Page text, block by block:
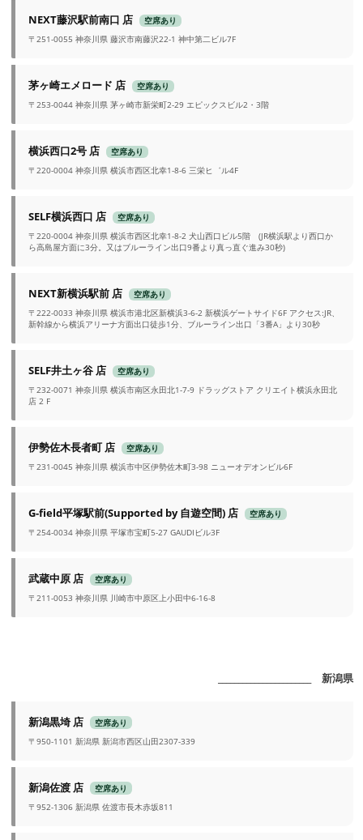
NEXT藤沢駅前南口 店
空席あり
〒251-0055 神奈川県 藤沢市南藤沢22-1 神中第二ビル7F
茅ヶ崎エメロード 店
空席あり
〒253-0044 神奈川県 茅ヶ崎市新栄町2-29 エピックスビル2・3階
横浜西口2号 店
空席あり
〒220-0004 神奈川県 横浜市西区北幸1-8-6 三栄ヒ゛ル4F
SELF横浜西口 店
空席あり
〒220-0004 神奈川県 横浜市西区北幸1-8-2 犬山西口ビル5階 (JR横浜駅より西口か
ら高島屋方面に3分。又はブルーライン出口9番より真っ直ぐ進み30秒)
NEXT新横浜駅前 店
空席あり
〒222-0033 神奈川県 横浜市港北区新横浜3-6-2 新横浜ゲートサイド6F アクセス:JR、
新幹線から横浜アリーナ方面出口徒歩1分、ブルーライン出口「3番A」より30秒
SELF井土ヶ谷 店
空席あり
〒232-0071 神奈川県 横浜市南区永田北1-7-9 ドラッグストア クリエイト横浜永田北
店 2 F
伊勢佐木長者町 店
空席あり
〒231-0045 神奈川県 横浜市中区伊勢佐木町3-98 ニューオデオンビル6F
G-field平塚駅前(Supported by 自遊空間) 店
空席あり
〒254-0034 神奈川県 平塚市宝町5-27 GAUDIビル3F
武蔵中原 店
空席あり
〒211-0053 神奈川県 川崎市中原区上小田中6-16-8
_______________________ 新潟県
新潟黒埼 店
空席あり
〒950-1101 新潟県 新潟市西区山田2307-339
新潟佐渡 店
空席あり
〒952-1306 新潟県 佐渡市長木赤坂811